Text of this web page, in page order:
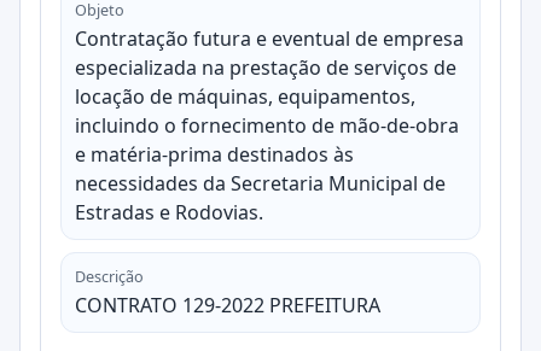
Objeto
Contratação futura e eventual de empresa
especializada na prestação de serviços de
locação de máquinas, equipamentos,
incluindo o fornecimento de mão-de-obra
e matéria-prima destinados às
necessidades da Secretaria Municipal de
Estradas e Rodovias.
Descrição
CONTRATO 129-2022 PREFEITURA